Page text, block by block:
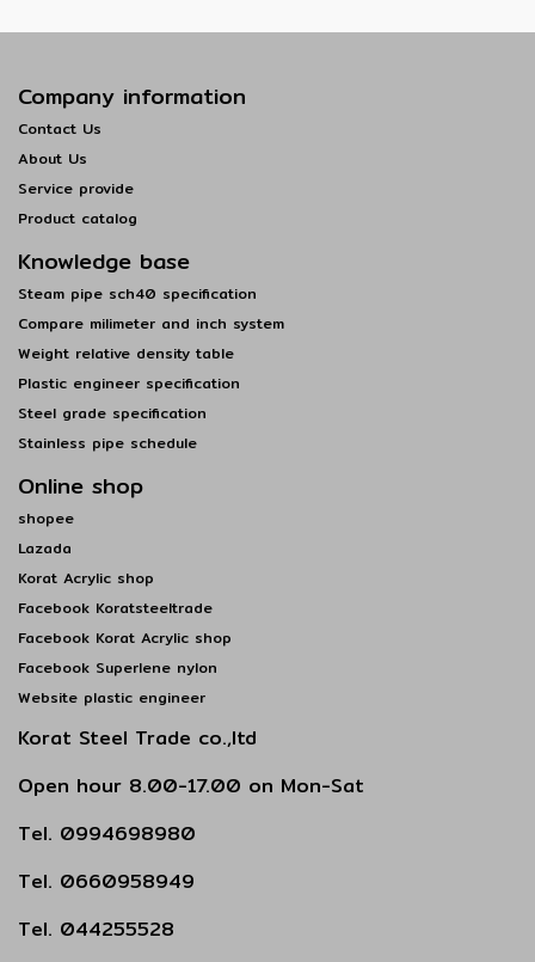
Company information
Contact Us
About Us
Service provide
Product catalog
Knowledge base
Steam pipe sch40 specification
Compare milimeter and inch system
Weight relative density table
Plastic engineer specification
Steel grade specification
Stainless pipe schedule
Online shop
shopee
Lazada
Korat Acrylic shop
Facebook Koratsteeltrade
Facebook Korat Acrylic shop
Facebook Superlene nylon
Website plastic engineer
Korat Steel Trade co.,ltd
Open hour 8.00-17.00 on Mon-Sat
Tel. 0994698980
Tel. 0660958949
Tel. 044255528